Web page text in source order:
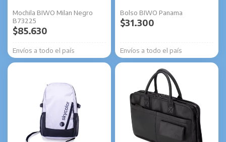
Mochila BIWO Milan Negro
B73225
Envíos a todo el país
$85.630
Bolso BIWO Panama
Envíos a todo el país
$31.300